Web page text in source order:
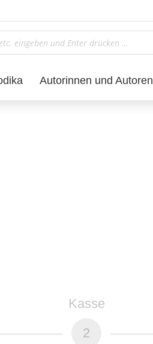
Autorinnen und Autoren
Kasse
2